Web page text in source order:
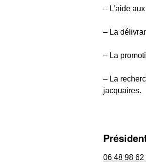
– L’aide
– La
– La
– La
jacquaires.
06 48 98 62